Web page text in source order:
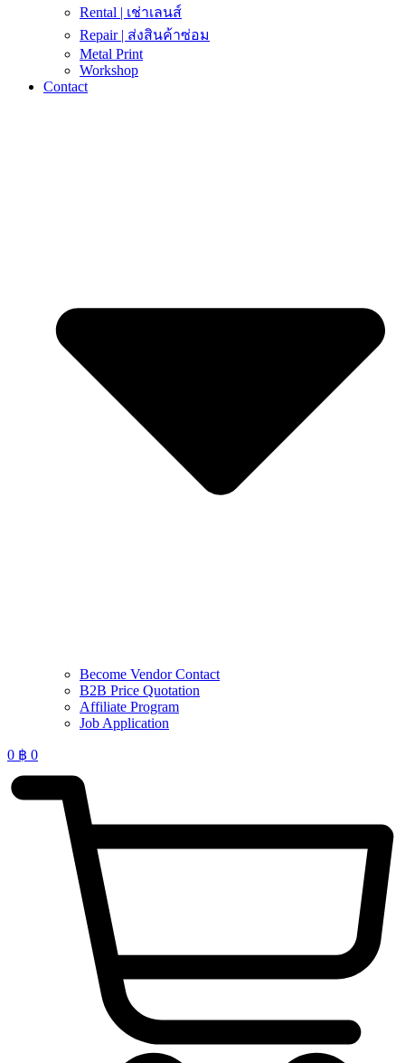
Rental | เช่าเลนส์
Repair | ส่งสินค้าซ่อม
Metal Print
Workshop
Contact
Become Vendor Contact
B2B Price Quotation
Affiliate Program
Job Application
0 ฿ 0